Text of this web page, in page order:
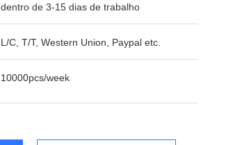
dentro de 3-15 dias de trabalho
L/C, T/T, Western Union, Paypal etc.
10000pcs/week